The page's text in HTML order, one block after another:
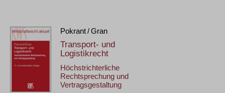
Pokrant / Gran
Transport- und
Logistikrecht
Höchstrichterliche
Rechtsprechung und
Vertragsgestaltung